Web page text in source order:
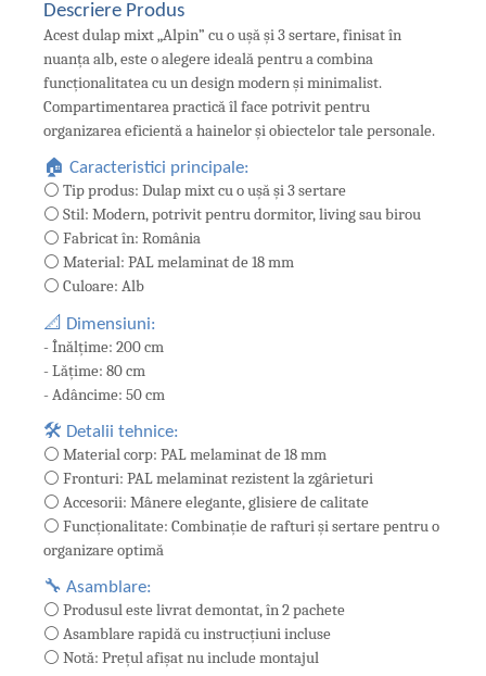
Descriere Produs
Acest dulap mixt „Alpin” cu o ușă și 3 sertare, finisat în
nuanța alb, este o alegere ideală pentru a combina
funcționalitatea cu un design modern și minimalist.
Compartimentarea practică îl face potrivit pentru
organizarea eficientă a hainelor și obiectelor tale personale.
🏠 Caracteristici principale:
⚪ Tip produs: Dulap mixt cu o ușă și 3 sertare
⚪ Stil: Modern, potrivit pentru dormitor, living sau birou
⚪ Fabricat în: România
⚪ Material: PAL melaminat de 18 mm
⚪ Culoare: Alb
📐 Dimensiuni:
- Înălțime: 200 cm
- Lățime: 80 cm
- Adâncime: 50 cm
🛠️ Detalii tehnice:
⚪ Material corp: PAL melaminat de 18 mm
⚪ Fronturi: PAL melaminat rezistent la zgârieturi
⚪ Accesorii: Mânere elegante, glisiere de calitate
⚪ Funcționalitate: Combinație de rafturi și sertare pentru o
organizare optimă
🔧 Asamblare:
⚪ Produsul este livrat demontat, în 2 pachete
⚪ Asamblare rapidă cu instrucțiuni incluse
⚪ Notă: Prețul afișat nu include montajul